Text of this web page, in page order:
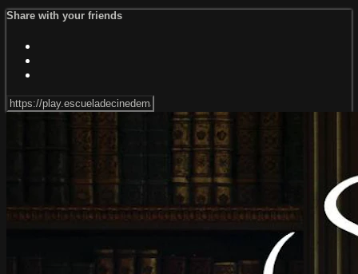
Share with your friends